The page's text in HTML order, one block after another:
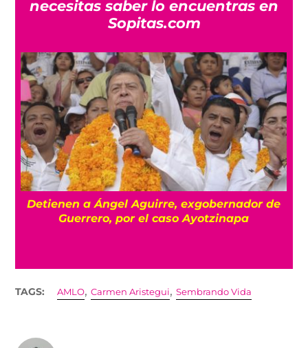
necesitas saber lo encuentras en
Sopitas.com
Detienen a Ángel Aguirre, exgobernador de
Guerrero, por el caso Ayotzinapa
TAGS: AMLO,Carmen Aristegui,Sembrando Vida